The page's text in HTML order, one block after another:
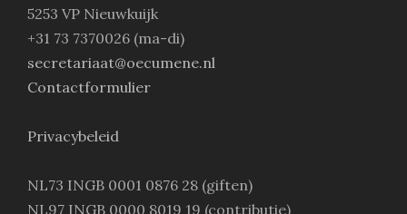
5253 VP Nieuwkuijk
+31 73 7370026 (ma-di)
secretariaat@oecumene.nl
Contactformulier
Privacybeleid
NL73 INGB 0001 0876 28 (giften)
NL97 INGB 0000 8019 19 (contributie)